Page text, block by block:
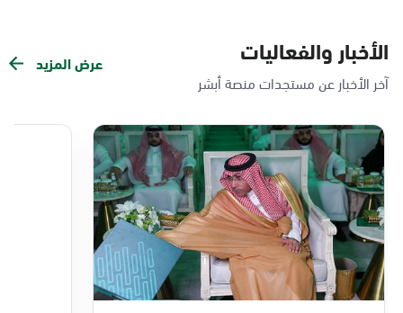
الدمام, الدمام - لولو مول
الأحد - الخميس (08:00-14:30)
الدمام, الدمام - بنده حي أحد
الأحد - الخميس (08:00-14:30)
التوجه للموقع
الدمام, الدمام - الغرفة التجارية
الأخبار والفعاليات
آخر الأخبار عن مستجدات منصة أبشر
عرض المزيد